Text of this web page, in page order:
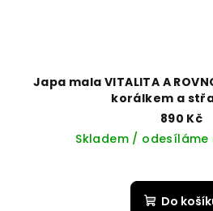
Japa mala VITALITA A
korálkem a
890 Kč
Skladem / odesíláme
Do